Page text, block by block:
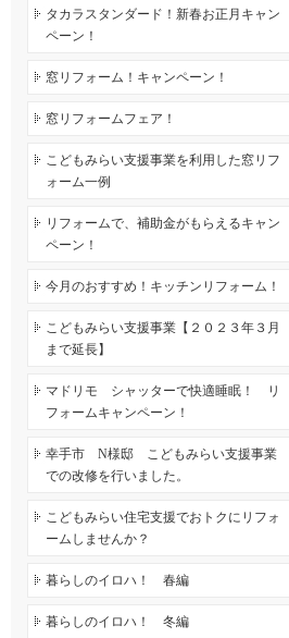
タカラスタンダード！新春お正月キャン
ペーン！
窓リフォーム！キャンペーン！
窓リフォームフェア！
こどもみらい支援事業を利用した窓リフ
ォーム一例
リフォームで、補助金がもらえるキャン
ペーン！
今月のおすすめ！キッチンリフォーム！
こどもみらい支援事業【２０２３年３月
まで延長】
マドリモ シャッターで快適睡眠！ リ
フォームキャンペーン！
幸手市 N様邸 こどもみらい支援事業
での改修を行いました。
こどもみらい住宅支援でおトクにリフォ
ームしませんか？
暮らしのイロハ！ 春編
暮らしのイロハ！ 冬編